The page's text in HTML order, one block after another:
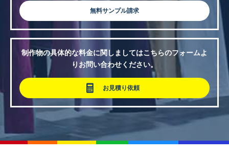
無料サンプル請求
制作物の具体的な料金に関しましてはこちらのフォームよ
りお問い合わせください。
お見積り依頼